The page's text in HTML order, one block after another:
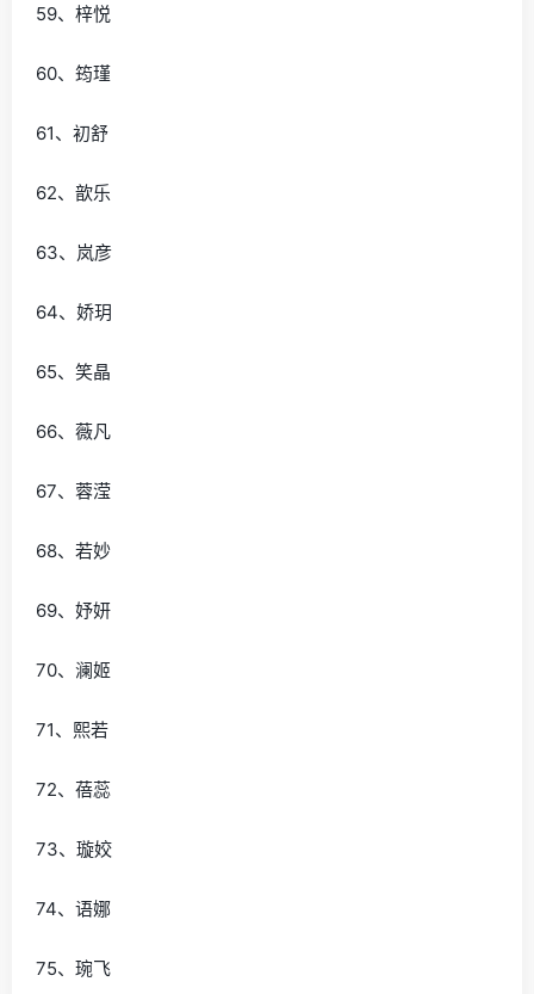
59、梓悦
60、筠瑾
61、初舒
62、歆乐
63、岚彦
64、娇玥
65、笑晶
66、薇凡
67、蓉滢
68、若妙
69、妤妍
70、澜姬
71、熙若
72、蓓蕊
73、璇姣
74、语娜
75、琬飞